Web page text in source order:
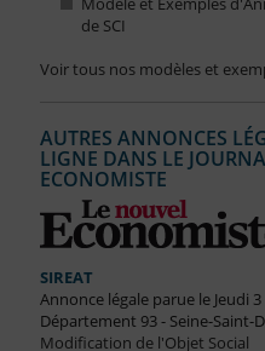
de SCI
Voir tous nos modèles et
AUTRES ANNONCES
LIGNE DANS LE
ECONOMISTE
SIREAT
Annonce légale parue le Jeudi
Département 93 - Seine-Saint-
Modification de l'Objet Social